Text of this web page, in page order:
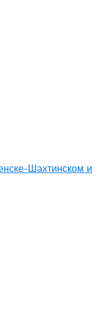
Шахтинском и